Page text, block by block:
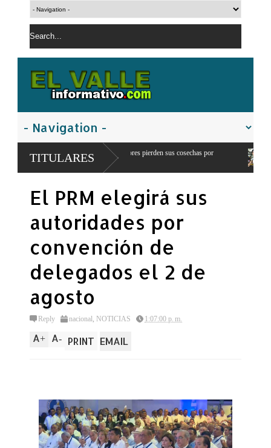
TITULARES
300 productores pierden sus cosechas por
Comandante del ejercito
El PRM elegirá sus
autoridades por
convención de
delegados el 2 de
agosto
Reply nacional, NOTICIAS 1:07:00 p. m.
A+ A- PRINT EMAIL